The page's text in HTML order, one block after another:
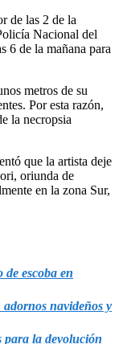
de las 2 de la
Nacional del
6 de la mañana para
metros de su
Por esta razón,
la necropsia
que la artista deje
oriunda de
en la zona Sur,
escoba en
navideños y
para la devolución